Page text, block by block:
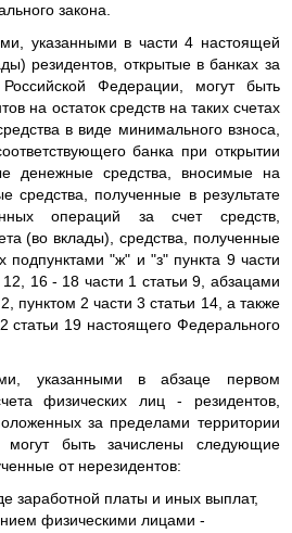
закона.
указанными в части 4 настоящей
резидентов, открытые в банках за
Федерации, могут быть
на остаток средств на таких счетах
в виде минимального взноса,
банка при открытии
денежные средства, вносимые на
средства, полученные в результате
операций за счет средств,
(во вклады), средства, полученные
подпунктами "ж" и "з" пункта 9 части
16 - 18 части 1 статьи 9, абзацами
пунктом 2 части 3 статьи 14, а также
статьи 19 настоящего Федерального
указанными в абзаце первом
физических лиц - резидентов,
за пределами территории
могут быть зачислены следующие
от нерезидентов:
заработной платы и иных выплат,
физическими лицами -